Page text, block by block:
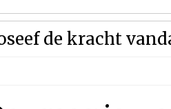
de kracht